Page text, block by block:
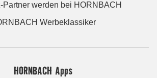
Partner werden bei HORNBACH
Werbeklassiker
HORNBACH Apps